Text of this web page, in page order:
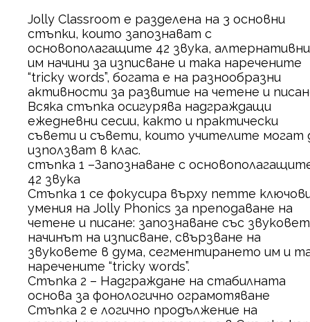
Jolly Classroom е разделена на 3 основни
стъпки, които запознават с
основополагащите 42 звука, алтернативни
им начини за изписване и така наречените
“tricky words”, богата е на разнообразни
активности за развитие на четене и
Всяка стъпка осигурява надграждащи
ежедневни сесии, както и практически
съвети и съвети, които учителите могат
използват в клас.
стъпка 1 –Запознаване с
42 звука
Стъпка 1 се фокусира върху петте
умения на Jolly Phonics за преподаване на
четене и писане: запознаване със
начинът на изписване, свързване на
звуковете в дума, сегментирането им и
наречените “tricky words”.
Стъпка 2 – Надграждане на стабилната
основа за фонологично ограмотяване
Стъпка 2 е логично продължение на